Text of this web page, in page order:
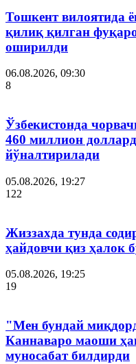
Тошкент вилоятида
қилиқ қилган
оширилди
06.08.2026, 09:30
8
Ўзбекистонда
460 миллион
йўналтирилади
05.08.2026, 19:27
122
Жиззахда тунда
ҳайдовчи қиз ҳалок
05.08.2026, 19:25
19
"Мен бундай
Каннаваро маоши
муносабат билдирди